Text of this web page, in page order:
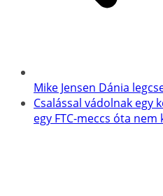
Mike Jensen Dánia
Csalással vádolnak egy
egy FTC-meccs óta